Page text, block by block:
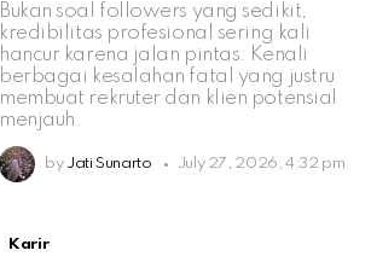
Bukan soal followers yang sedikit,
kredibilitas profesional sering kali
hancur karena jalan pintas. Kenali
berbagai kesalahan fatal yang justru
membuat rekruter dan klien potensial
menjauh.
by Jati Sunarto July 27, 2026, 4:32 pm
Karir